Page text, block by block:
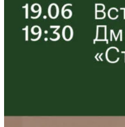
Полиной
Де
Мони
«Éditions
Tourgueneff»